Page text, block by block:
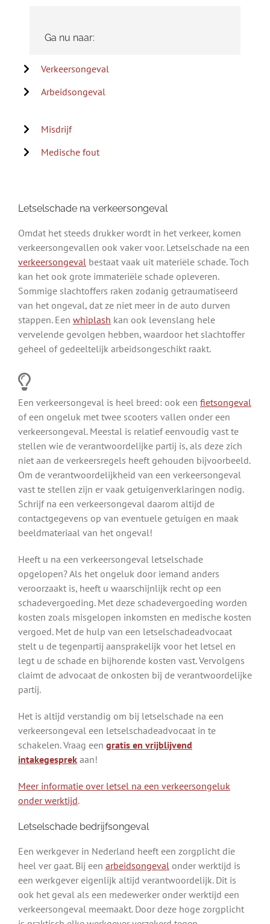
Ga nu naar:
Verkeersongeval
Arbeidsongeval
Misdrijf
Medische fout
Letselschade na verkeersongeval
Omdat het steeds drukker wordt in het verkeer, komen
verkeersongevallen ook vaker voor. Letselschade na een
verkeersongeval bestaat vaak uit materiële schade. Toch
kan het ook grote immateriële schade opleveren.
Sommige slachtoffers raken zodanig getraumatiseerd
van het ongeval, dat ze niet meer in de auto durven
stappen. Een whiplash kan ook levenslang hele
vervelende gevolgen hebben, waardoor het slachtoffer
geheel of gedeeltelijk arbeidsongeschikt raakt.
Een verkeersongeval is heel breed: ook een fietsongeval
of een ongeluk met twee scooters vallen onder een
verkeersongeval. Meestal is relatief eenvoudig vast te
stellen wie de verantwoordelijke partij is, als deze zich
niet aan de verkeersregels heeft gehouden bijvoorbeeld.
Om de verantwoordelijkheid van een verkeersongeval
vast te stellen zijn er vaak getuigenverklaringen nodig.
Schrijf na een verkeersongeval daarom altijd de
contactgegevens op van eventuele getuigen en maak
beeldmateriaal van het ongeval!
Heeft u na een verkeersongeval letselschade
opgelopen? Als het ongeluk door iemand anders
veroorzaakt is, heeft u waarschijnlijk recht op een
schadevergoeding. Met deze schadevergoeding worden
kosten zoals misgelopen inkomsten en medische kosten
vergoed. Met de hulp van een letselschadeadvocaat
stelt u de tegenpartij aansprakelijk voor het letsel en
legt u de schade en bijhorende kosten vast. Vervolgens
claimt de advocaat de onkosten bij de verantwoordelijke
partij.
Het is altijd verstandig om bij letselschade na een
verkeersongeval een letselschadeadvocaat in te
schakelen. Vraag een gratis en vrijblijvend
intakegesprek aan!
Meer informatie over letsel na een verkeersongeluk
onder werktijd.
Letselschade bedrijfsongeval
Een werkgever in Nederland heeft een zorgplicht die
heel ver gaat. Bij een arbeidsongeval onder werktijd is
een werkgever eigenlijk altijd verantwoordelijk. Dit is
ook het geval als een medewerker onder werktijd een
verkeersongeval meemaakt. Door deze hoge zorgplicht